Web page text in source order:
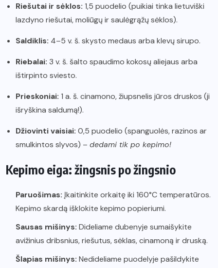
Riešutai ir sėklos: 1,5 puodelio (puikiai tinka lietuviški
lazdyno riešutai, moliūgų ir saulėgrąžų sėklos).
Saldiklis: 4–5 v. š. skysto medaus arba klevų sirupo.
Riebalai: 3 v. š. šalto spaudimo kokosų aliejaus arba
ištirpinto sviesto.
Prieskoniai: 1 a. š. cinamono, žiupsnelis jūros druskos (ji
išryškina saldumą!).
Džiovinti vaisiai: 0,5 puodelio (spanguolės, razinos ar
smulkintos slyvos) – dedami tik po kepimo!
Kepimo eiga: žingsnis po žingsnio
Paruošimas: Įkaitinkite orkaitę iki 160°C temperatūros.
Kepimo skardą išklokite kepimo popieriumi.
Sausas mišinys: Dideliame dubenyje sumaišykite
avižinius dribsnius, riešutus, sėklas, cinamoną ir druską.
Šlapias mišinys: Nedideliame puodelyje pašildykite